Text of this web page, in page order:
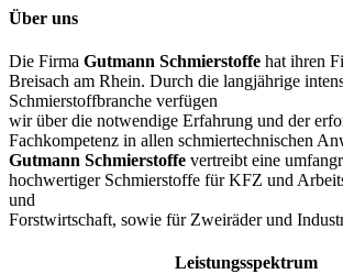
Über uns
Die Firma Gutmann Schmierstoffe hat ihren
Breisach am Rhein. Durch die langjährige
Schmierstoffbranche verfügen
wir über die notwendige Erfahrung und der
Fachkompetenz in allen schmiertechnischen
Gutmann Schmierstoffe vertreibt eine
hochwertiger Schmierstoffe für KFZ und
und
Forstwirtschaft, sowie für Zweiräder und
Leistungsspektrum